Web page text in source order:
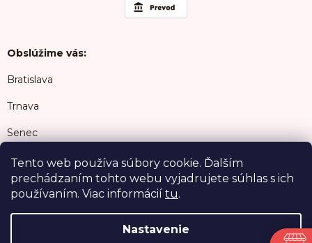
Tento web používa súbory cookie. Ďalším
prechádzaním tohto webu vyjadrujete súhlas s ich
používaním. Viac informácií tu.
Nastavenie
Obslúžime vás:
Bratislava
Trnava
Senec
Šamorín
Malacky
Copyright 2026Cukrari.sk